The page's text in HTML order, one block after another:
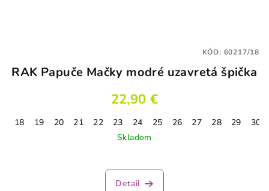
RAK Papuče Mačky modré uzavretá špička
22,90 €
18 19 20 21 22 23 24 25 26 27 28 29
30
Skladom
Detail
KÓD: 60217/18